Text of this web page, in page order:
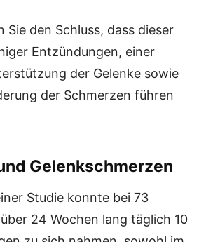
Sie den Schluss, dass dieser
Entzündungen, einer
der Gelenke sowie
der Schmerzen führen
Gelenkschmerzen
Studie konnte bei 73
24 Wochen lang täglich 10